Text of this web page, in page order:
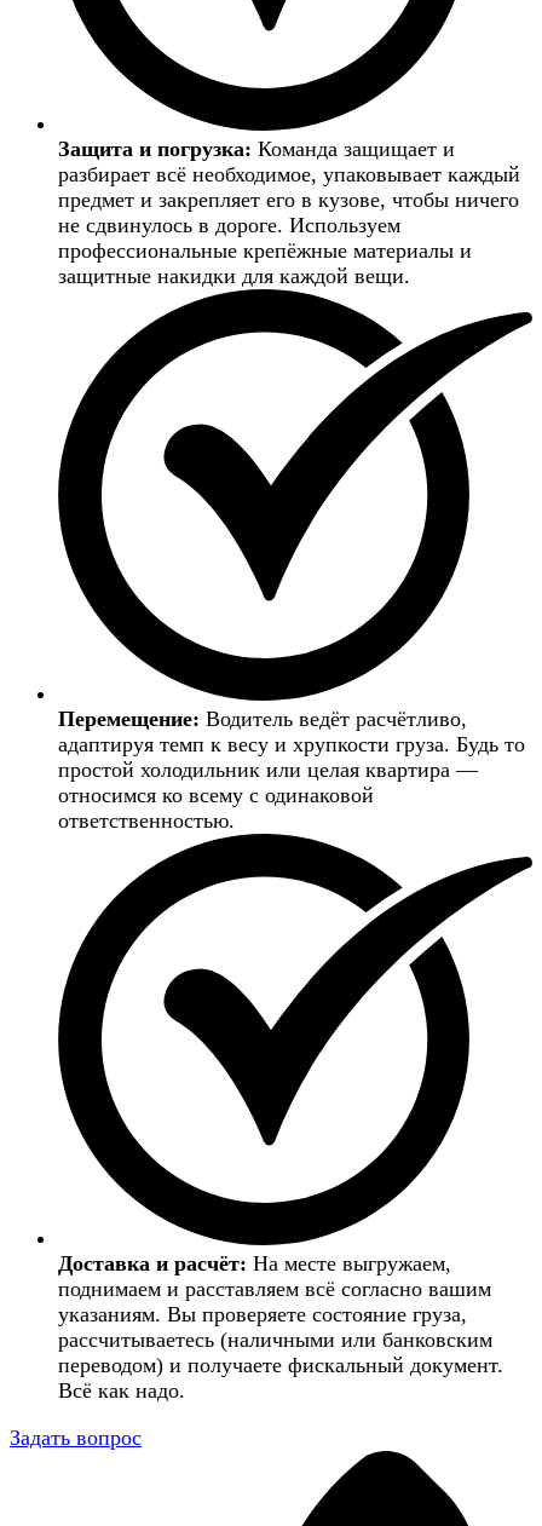
Защита и погрузка: Команда защищает и
разбирает всё необходимое, упаковывает каждый
предмет и закрепляет его в кузове, чтобы ничего
не сдвинулось в дороге. Используем
профессиональные крепёжные материалы и
защитные накидки для каждой вещи.
Перемещение: Водитель ведёт расчётливо,
адаптируя темп к весу и хрупкости груза. Будь то
простой холодильник или целая квартира —
относимся ко всему с одинаковой
ответственностью.
Доставка и расчёт: На месте выгружаем,
поднимаем и расставляем всё согласно вашим
указаниям. Вы проверяете состояние груза,
рассчитываетесь (наличными или банковским
переводом) и получаете фискальный документ.
Всё как надо.
Задать вопрос